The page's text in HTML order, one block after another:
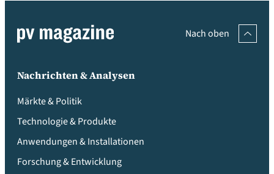
Nach oben
Nachrichten & Analysen
Märkte & Politik
Technologie & Produkte
Anwendungen & Installationen
Forschung & Entwicklung